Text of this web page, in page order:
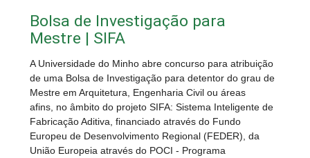
Bolsa de Investigação para
Mestre | SIFA
A Universidade do Minho abre concurso para atribuição
de uma Bolsa de Investigação para detentor do grau de
Mestre em Arquitetura, Engenharia Civil ou áreas
afins, no âmbito do projeto SIFA: Sistema Inteligente de
Fabricação Aditiva, financiado através do Fundo
Europeu de Desenvolvimento Regional (FEDER), da
União Europeia através do POCI - Programa